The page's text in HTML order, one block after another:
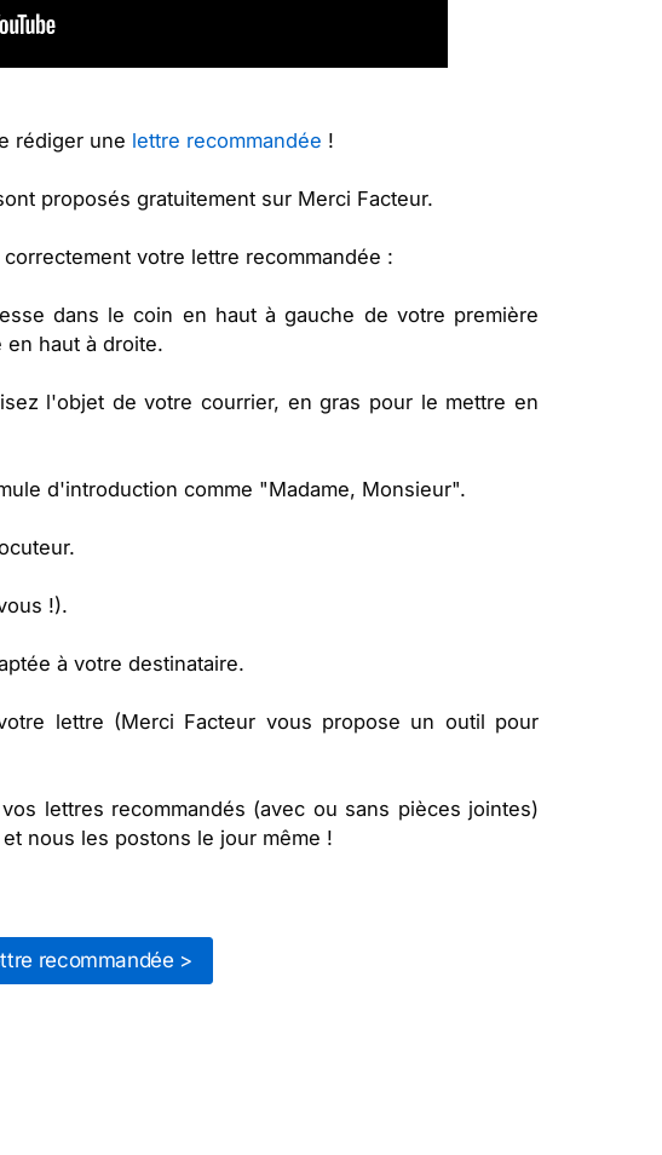
rédiger une lettre recommandée !
proposés gratuitement sur Merci Facteur.
votre lettre recommandée :
dans le coin en haut à gauche de votre première
haut à droite.
l'objet de votre courrier, en gras pour le mettre en
d'introduction comme "Madame, Monsieur".
!).
à votre destinataire.
lettre (Merci Facteur vous propose un outil pour
lettres recommandés (avec ou sans pièces jointes)
nous les postons le jour même !
recommandée >